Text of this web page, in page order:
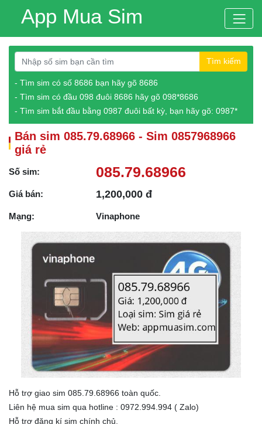
App Mua Sim
Tìm kiếm
- Tìm sim có số 8686 bạn hãy gõ 8686
- Tìm sim có đầu 098 đuôi 8686 hãy gõ 098*8686
- Tìm sim bắt đầu bằng 0987 đuôi bất kỳ, bạn hãy gõ: 0987*
Bán sim 085.79.68966 - Sim 0857968966
giá rẻ
Số sim: 085.79.68966
Giá bán: 1,200,000 đ
Mạng: Vinaphone
Hỗ trợ giao sim 085.79.68966 toàn quốc.
Liên hệ mua sim qua hotline : 0972.994.994 ( Zalo)
Hỗ trợ đăng kí sim chính chủ.